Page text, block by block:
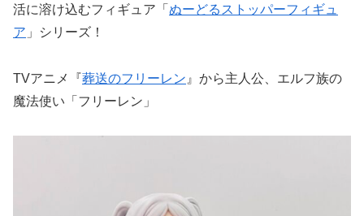
活に溶け込むフィギュア「 ぬーどるストッパーフィギュ
ア 」シリーズ！
TVアニメ『葬送のフリーレン 』から主人公、エルフ族の
魔法使い「フリーレン」